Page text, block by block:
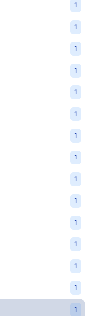
1
1
1
1
1
1
1
1
1
1
1
1
1
1
1